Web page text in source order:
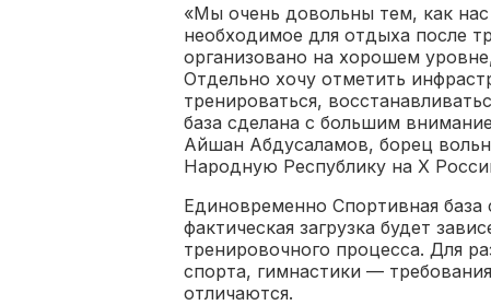
«Мы очень довольны тем, как
необходимое для отдыха после
организовано на хорошем
Отдельно хочу отметить
тренироваться,
база сделана с большим
Айшан Абдусаламов, борец
Народную Республику на X
Единовременно Спортивная
фактическая загрузка будет
тренировочного процесса. Для
спорта, гимнастики —
отличаются.